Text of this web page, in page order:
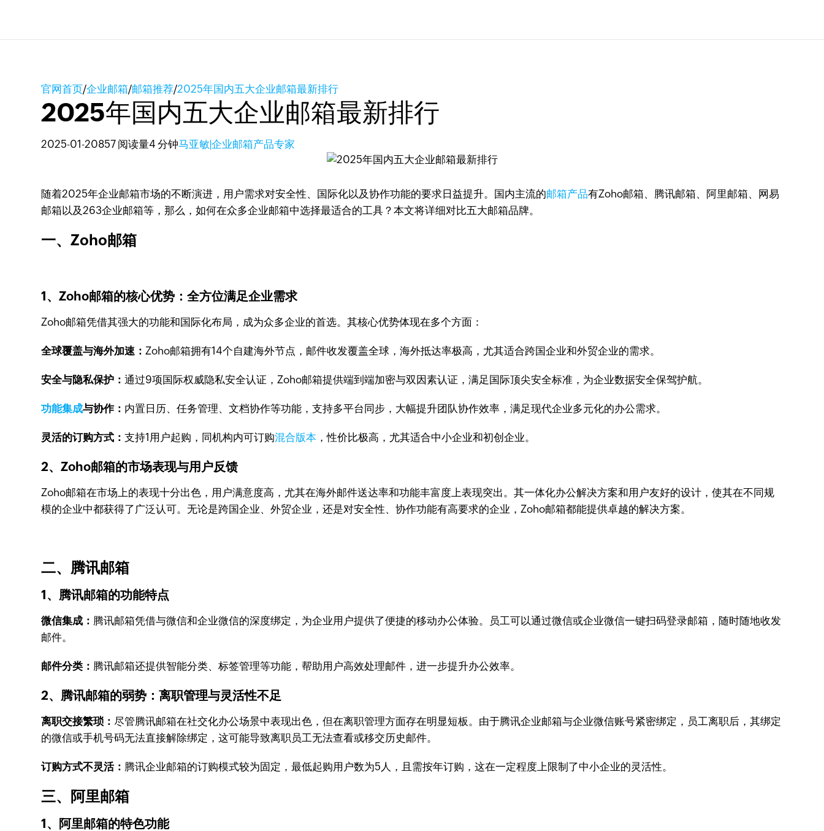
官网首页/企业邮箱/邮箱推荐/2025年国内五大企业邮箱最新排行
2025年国内五大企业邮箱最新排行
2025-01-20857 阅读量4 分钟马亚敏|企业邮箱产品专家
随着2025年企业邮箱市场的不断演进，用户需求对安全性、国际化以及协作功能的要求日益提升。国内主流的邮箱产品有Zoho邮箱、腾讯邮箱、阿里邮箱、网易
邮箱以及263企业邮箱等，那么，如何在众多企业邮箱中选择最适合的工具？本文将详细对比五大邮箱品牌。
一、Zoho邮箱
1、Zoho邮箱的核心优势：全方位满足企业需求
Zoho邮箱凭借其强大的功能和国际化布局，成为众多企业的首选。其核心优势体现在多个方面：
全球覆盖与海外加速：Zoho邮箱拥有14个自建海外节点，邮件收发覆盖全球，海外抵达率极高，尤其适合跨国企业和外贸企业的需求。
安全与隐私保护：通过9项国际权威隐私安全认证，Zoho邮箱提供端到端加密与双因素认证，满足国际顶尖安全标准，为企业数据安全保驾护航。
功能集成与协作： 内置日历、任务管理、文档协作等功能，支持多平台同步，大幅提升团队协作效率，满足现代企业多元化的办公需求。
灵活的订购方式：支持1用户起购，同机构内可订购混合版本 ，性价比极高，尤其适合中小企业和初创企业。
2、Zoho邮箱的市场表现与用户反馈
Zoho邮箱在市场上的表现十分出色，用户满意度高，尤其在海外邮件送达率和功能丰富度上表现突出。其一体化办公解决方案和用户友好的设计，使其在不同规
模的企业中都获得了广泛认可。无论是跨国企业、外贸企业，还是对安全性、协作功能有高要求的企业，Zoho邮箱都能提供卓越的解决方案。
二、腾讯邮箱
1、腾讯邮箱的功能特点
微信集成： 腾讯邮箱凭借与微信和企业微信的深度绑定，为企业用户提供了便捷的移动办公体验。员工可以通过微信或企业微信一键扫码登录邮箱，随时随地收发
邮件。
邮件分类： 腾讯邮箱还提供智能分类、标签管理等功能，帮助用户高效处理邮件，进一步提升办公效率。
2、腾讯邮箱的弱势：离职管理与灵活性不足
离职交接繁琐：尽管腾讯邮箱在社交化办公场景中表现出色，但在离职管理方面存在明显短板。由于腾讯企业邮箱与企业微信账号紧密绑定，员工离职后，其绑定
的微信或手机号码无法直接解除绑定，这可能导致离职员工无法查看或移交历史邮件。
订购方式不灵活： 腾讯企业邮箱的订购模式较为固定，最低起购用户数为5人，且需按年订购，这在一定程度上限制了中小企业的灵活性。
三、阿里邮箱
1、阿里邮箱的特色功能